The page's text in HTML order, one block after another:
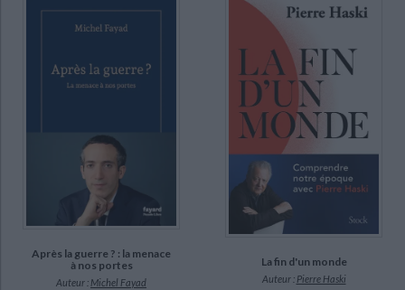
Après la guerre ? : la menace
à nos portes
Auteur : Michel Fayad
La fin d'un monde
Auteur : Pierre Haski